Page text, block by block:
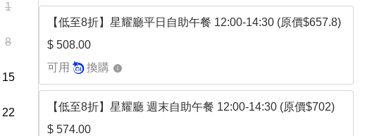
1
8
15
22
【低至8折】星耀廳平日⾃助午餐 12:00-14:30 (原價$657.8)
$ 508.00
可用
換購
【低至8折】星耀廳 週末⾃助午餐 12:00-14:30 (原價$702)
$ 574.00